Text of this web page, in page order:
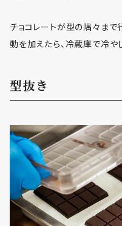
チョコレートが型の隅々まで
動を加えたら、冷蔵庫で冷や
型抜き